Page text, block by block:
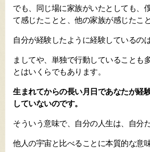
でも、同じ場に家族がいたとしても、
て感じたことと、他の家族が感じたこ
自分が経験したように経験しているの
ましてや、単独で行動していることも
とはいくらでもあります。
生まれてからの長い月日であなたが経
していないのです。
そういう意味で、自分の人生は、自分
他人の宇宙と比べることに本質的な意